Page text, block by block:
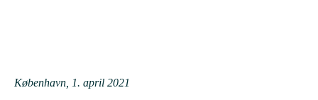
København, 1. april 2021